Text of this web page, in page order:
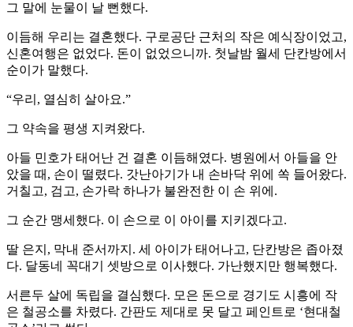
그 말에 눈물이 날 뻔했다.
이듬해 우리는 결혼했다. 구로공단 근처의 작은 예식장이었고,
신혼여행은 없었다. 돈이 없었으니까. 첫날밤 월세 단칸방에서
순이가 말했다.
“우리, 열심히 살아요.”
그 약속을 평생 지켜왔다.
아들 민호가 태어난 건 결혼 이듬해였다. 병원에서 아들을 안
았을 때, 손이 떨렸다. 갓난아기가 내 손바닥 위에 쏙 들어왔다.
거칠고, 검고, 손가락 하나가 불완전한 이 손 위에.
그 순간 맹세했다. 이 손으로 이 아이를 지키겠다고.
딸 은지, 막내 준서까지. 세 아이가 태어나고, 단칸방은 좁아졌
다. 달동네 꼭대기 셋방으로 이사했다. 가난했지만 행복했다.
서른두 살에 독립을 결심했다. 모은 돈으로 경기도 시흥에 작
은 철공소를 차렸다. 간판도 제대로 못 달고 페인트로 ‘현대철